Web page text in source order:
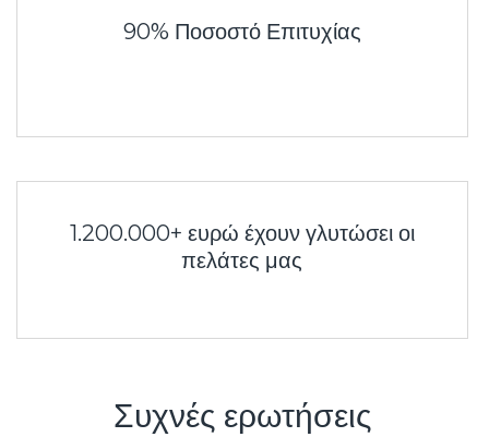
90% Ποσοστό Επιτυχίας
1.200.000+ ευρώ έχουν γλυτώσει οι
πελάτες μας
Συχνές ερωτήσεις